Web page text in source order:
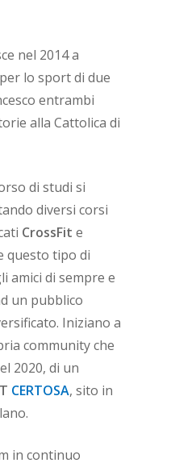
nel 2014 a
lo sport di due
entrambi
alla Cattolica di
di studi si
diversi corsi
CrossFit e
questo tipo di
amici di sempre e
un pubblico
Iniziano a
community che
2020, di un
CERTOSA, sito in
in continuo